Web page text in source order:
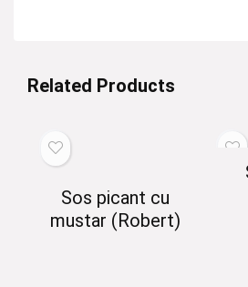
Related Products
Sos picant cu
mustar (Robert)